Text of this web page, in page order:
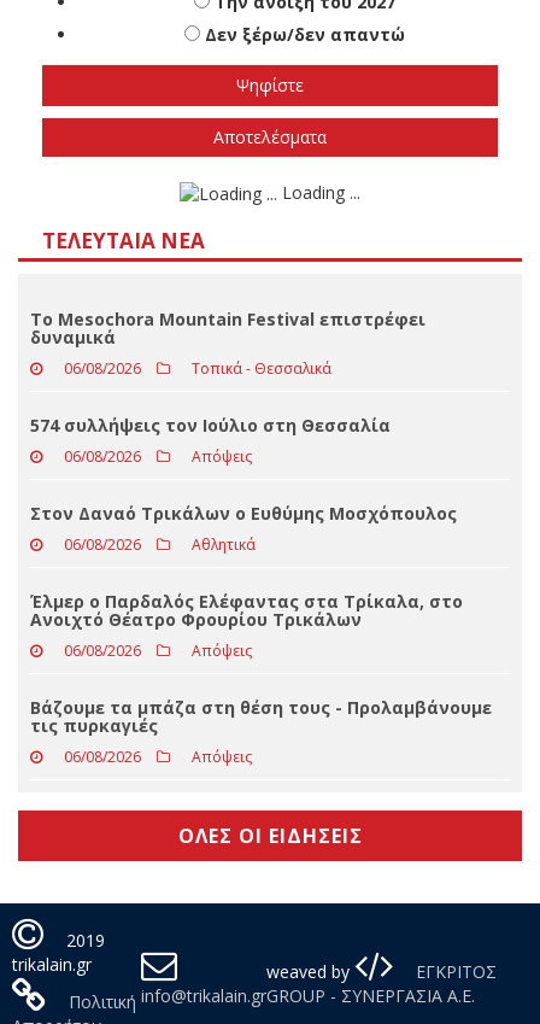
Πότε πιστεύετε ότι θα γίνουν οι εθνικές
εκλογές
Το φθινόπωρο του 2026
Την άνοιξη του 2027
Δεν ξέρω/δεν απαντώ
ΤΕΛΕΥΤΑΊΑ ΝΈΑ
Το Mesochora Mountain Festival επιστρέφει
δυναμικά
574 συλλήψεις τον Ιούλιο στη Θεσσαλία
Στον Δαναό Τρικάλων ο Ευθύμης Μοσχόπουλος
06/08/2026 Αθλητικά
Έλμερ ο Παρδαλός Ελέφαντας στα Τρίκαλα, στο
Ανοιχτό Θέατρο Φρουρίου Τρικάλων
06/08/2026 Απόψεις
Βάζουμε τα μπάζα στη θέση τους - Προλαμβάνουμε
06/08/2026 Απόψεις